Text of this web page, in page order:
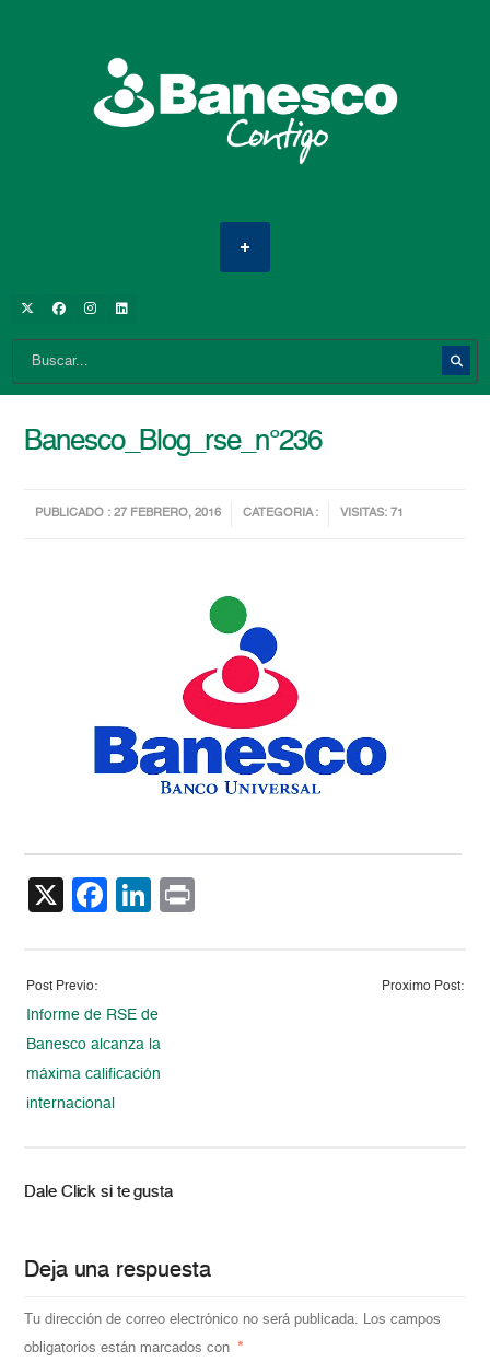
Banesco_Blog_rse_n°236
PUBLICADO : 27 FEBRERO, 2016 CATEGORIA : VISITAS: 71
X Facebook
LinkedIn
Post Previo:
Informe de RSE de
Banesco alcanza la
máxima calificación
internacional
Proximo Post:
Dale Click si te gusta
Deja una respuesta
Tu dirección de correo electrónico no será publicada. Los campos
obligatorios están marcados con *